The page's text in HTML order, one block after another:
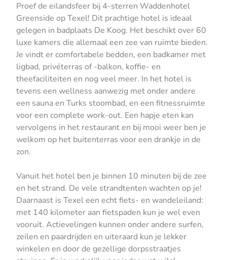
Proef de eilandsfeer bij 4-sterren Waddenhotel
Greenside op Texel! Dit prachtige hotel is ideaal
gelegen in badplaats De Koog. Het beschikt over 60
luxe kamers die allemaal een zee van ruimte bieden.
Je vindt er comfortabele bedden, een badkamer met
ligbad, privéterras of -balkon, koffie- en
theefaciliteiten en nog veel meer. In het hotel is
tevens een wellness aanwezig met onder andere
een sauna en Turks stoombad, en een fitnessruimte
voor een complete work-out. Een hapje eten kan
vervolgens in het restaurant en bij mooi weer ben je
welkom op het buitenterras voor een drankje in de
zon.
Vanuit het hotel ben je binnen 10 minuten bij de zee
en het strand. De vele strandtenten wachten op je!
Daarnaast is Texel een echt fiets- en wandeleiland:
met 140 kilometer aan fietspaden kun je wel even
vooruit. Actievelingen kunnen onder andere surfen,
zeilen en paardrijden en uiteraard kun je lekker
winkelen en door de gezellige dorpsstraatjes